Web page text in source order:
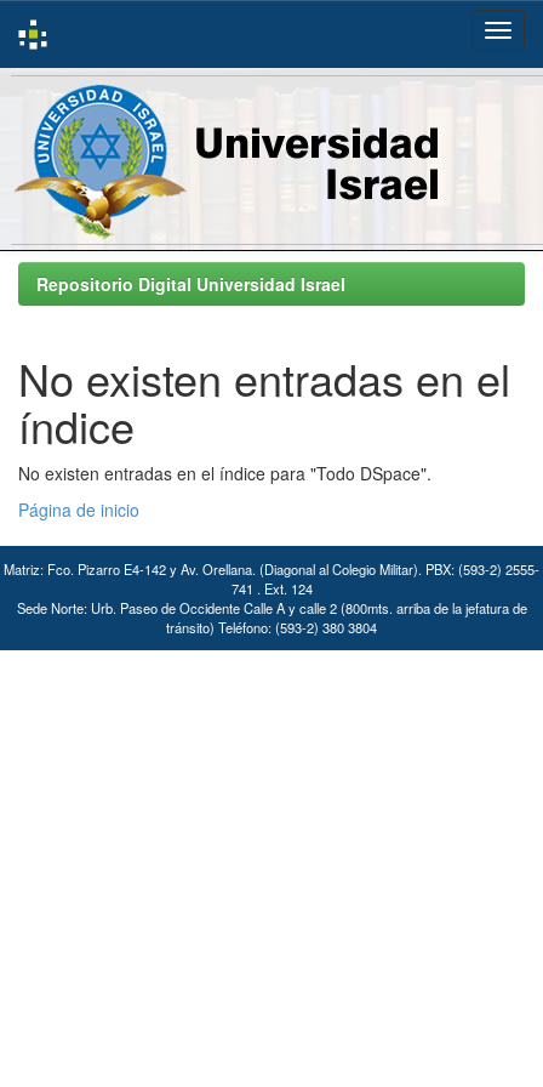
Skip
navigationRepositorio Digital Universidad Israel
No existen entradas en el
índice
No existen entradas en el índice para "Todo DSpace".
Página de inicio
Matriz: Fco. Pizarro E4-142 y Av. Orellana. (Diagonal al Colegio Militar). PBX: (593-2) 2555-
741 . Ext. 124
Sede Norte: Urb. Paseo de Occidente Calle A y calle 2 (800mts. arriba de la jefatura de
tránsito) Teléfono: (593-2) 380 3804